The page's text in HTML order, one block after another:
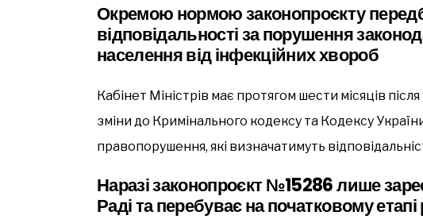
Окремою нормою законопроєкту
відповідальності за порушення
населення від інфекційних хвороб
Кабінет Міністрів має протягом шести місяців
зміни до Кримінального кодексу та Кодексу
правопорушення, які визначатимуть
Наразі законопроєкт №15286 лише
Раді та перебуває на початковому